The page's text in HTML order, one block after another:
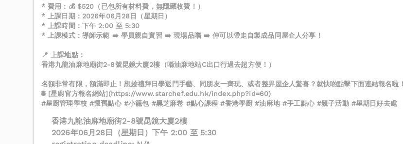
* 費用：💰 $520（已包所有材料費，無隱藏收費！）
* 上課日期：2026年06月28日（星期日）
* 上課時間：下午 2:00 至 5:30
* 上課模式：導師示範 ➡️ 學員親自實習 ➡️ 現場品嚐 ➡️ 仲可以帶走自製成品同屋企人分享！
📍 上課地點：
香港九龍油麻地廟街2-8號昆鏡大廈2樓（喺油麻地站C出口行過去超方便！）
名額非常有限，額滿即止！想趁禮拜日學返門手藝、同朋友一齊玩、或者整畀屋企人驚喜？就快啲點擊下面連結報名啦
🌐 [星廚官方報名網站](https://www.starchef.edu.hk/index.php?id=60)
#星廚管理學校 #懷舊點心 #小籠包 #黑芝麻卷 #點心課程 #香港學廚 #油麻地 #手工點心 #親子活動 #星期日好去處
香港九龍油麻地廟街2-8號昆鏡大廈2樓
2026年06月28日（星期日）下午 2:00 至 5:30